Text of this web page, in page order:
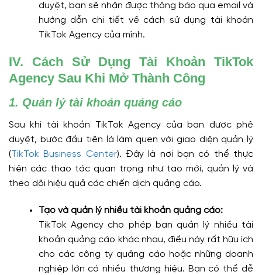
duyệt, bạn sẽ nhận được thông báo qua email và
hướng dẫn chi tiết về cách sử dụng tài khoản
TikTok Agency của mình.
IV. Cách Sử Dụng Tài Khoản TikTok
Agency Sau Khi Mở Thành Công
1. Quản lý tài khoản quảng cáo
Sau khi tài khoản TikTok Agency của bạn được phê
duyệt, bước đầu tiên là làm quen với giao diện quản lý
(TikTok Business Center). Đây là nơi bạn có thể thực
hiện các thao tác quan trọng như tạo mới, quản lý và
theo dõi hiệu quả các chiến dịch quảng cáo.
Tạo và quản lý nhiều tài khoản quảng cáo:
TikTok Agency cho phép bạn quản lý nhiều tài
khoản quảng cáo khác nhau, điều này rất hữu ích
cho các công ty quảng cáo hoặc những doanh
nghiệp lớn có nhiều thương hiệu. Bạn có thể dễ